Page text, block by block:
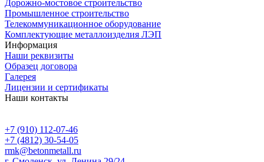
Дорожно-мостовое строительство
Промышленное строительство
Телекоммуникационное оборудование
Комплектующие металлоизделия ЛЭП
Информация
Наши реквизиты
Образец договора
Галерея
Лицензии и сертификаты
Наши контакты
+7 (910) 112-07-46
+7 (4812) 30-54-05
rmk@betonmetall.ru